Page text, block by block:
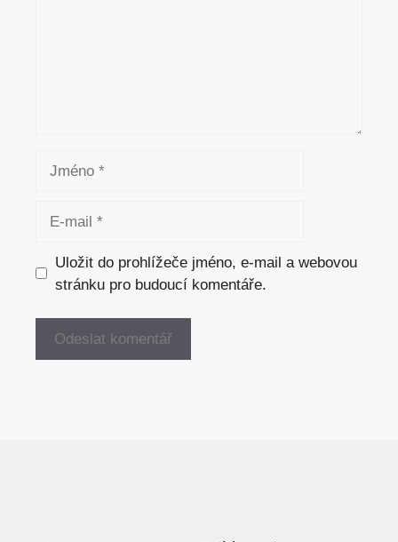
Uložit do prohlížeče jméno, e-mail a webovou
stránku pro budoucí komentáře.